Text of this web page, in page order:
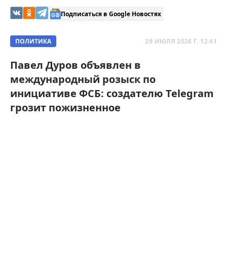
Подписаться в Google Новостях
ПОЛИТИКА 29 ИЮЛЯ 2026 Г. 12:41
Павел Дуров объявлен в
международный розыск по
инициативе ФСБ: создателю Telegram
грозит пожизненное